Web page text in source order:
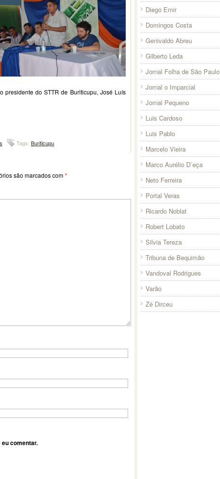
presidente do STTR de Buriticupu, José Luís
Tags: Buriticupu
são marcados com*
comentar.
Diego Emir
Domingos Costa
Genivaldo Abreu
Gilberto Leda
Jornal Folha de São Paulo
Jornal o Imparcial
Jornal Pequeno
Luis Cardoso
Luis Pablo
Marcelo Vieira
Marco Aurélio D`eça
Neto Ferreira
Portal Veras
Ricardo Noblat
Robert Lobato
Silvia Tereza
Tribuna de Bequimão
Vandoval Rodrigues
Varão
Zé Dirceu